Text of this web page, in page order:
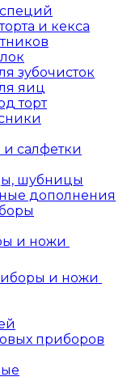
и кекса
зубочисток
яиц
торт
салфетки
шубницы
дополнения
и ножи
и ножи
приборов